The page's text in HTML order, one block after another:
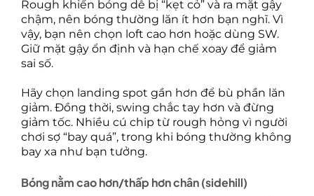
Rough khiến bóng dễ bị “kẹt cỏ” và ra mặt gậy
chậm, nên bóng thường lăn ít hơn bạn nghĩ. Vì
vậy, bạn nên chọn loft cao hơn hoặc dùng SW.
Giữ mặt gậy ổn định và hạn chế xoay để giảm
sai số.
Hãy chọn landing spot gần hơn để bù phần lăn
giảm. Đồng thời, swing chắc tay hơn và đừng
giảm tốc. Nhiều cú chip từ rough hỏng vì người
chơi sợ “bay quá”, trong khi bóng thường không
bay xa như bạn tưởng.
Bóng nằm cao hơn/thấp hơn chân (sidehill)